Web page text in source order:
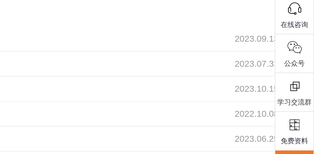
2023.09.13
2023.07.31
2023.10.15
2022.10.08
2023.06.25
在线咨询
公众号
学习交流群
免费资料